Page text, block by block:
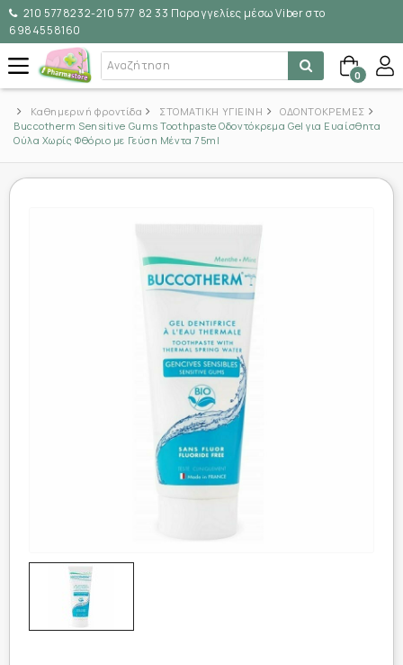
210 5778232-210 577 82 33 Παραγγελίες μέσω Viber στο
6984558160
0
Καθημερινή φροντίδα ΣΤΟΜΑΤΙΚΗ ΥΓΙΕΙΝΗ
ΟΔΟΝΤΟΚΡΕΜΕΣ
Buccotherm Sensitive Gums Toothpaste Οδοντόκρεμα Gel για Ευαίσθητα
Ούλα Χωρίς Φθόριο με Γεύση Μέντα 75ml